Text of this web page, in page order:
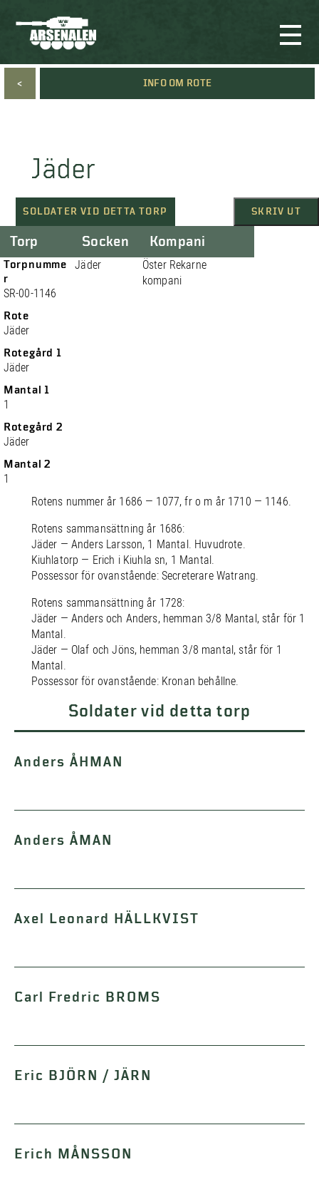
< INFO OM ROTE
Jäder
SOLDATER VID DETTA TORP SKRIV UT
Torp
Torpnumme
r
SR-00-1146
Rote
Jäder
Rotegård 1
Jäder
Mantal 1
1
Rotegård 2
Jäder
Mantal 2
1
Socken
Jäder
Kompani
Öster Rekarne
kompani
Rotens nummer år 1686 — 1077, fr o m år 1710 — 1146.
Rotens sammansättning år 1686:
Jäder — Anders Larsson, 1 Mantal. Huvudrote.
Kiuhlatorp — Erich i Kiuhla sn, 1 Mantal.
Possessor för ovanstående: Secreterare Watrang.
Rotens sammansättning år 1728:
Jäder — Anders och Anders, hemman 3/8 Mantal, står för 1
Mantal.
Jäder — Olaf och Jöns, hemman 3/8 mantal, står för 1
Mantal.
Possessor för ovanstående: Kronan behållne.
Soldater vid detta torp
Anders ÅHMAN
Anders ÅMAN
Axel Leonard HÄLLKVIST
Carl Fredric BROMS
Eric BJÖRN / JÄRN
Erich MÅNSSON